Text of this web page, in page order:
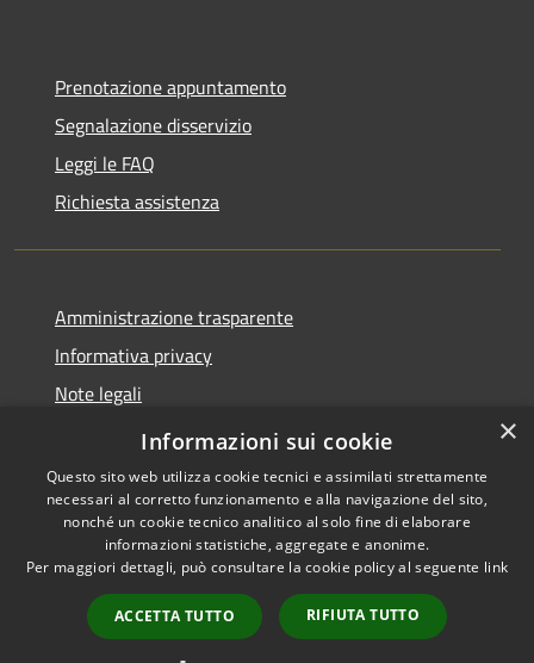
Prenotazione appuntamento
Segnalazione disservizio
Leggi le FAQ
Richiesta assistenza
Amministrazione trasparente
Informativa privacy
Note legali
Dichiarazione di accessibilità
Accessibilità
Copyright © 2026 • Comune di
Andora • Powered by
Municipium•
Accesso
redazione
×
Informazioni sui cookie
Questo sito web utilizza cookie tecnici e assimilati strettamente
necessari al corretto funzionamento e alla navigazione del sito,
nonché un cookie tecnico analitico al solo fine di elaborare
informazioni statistiche, aggregate e anonime.
Per maggiori dettagli, può consultare la cookie policy al seguente link
ACCETTA TUTTO RIFIUTA TUTTO